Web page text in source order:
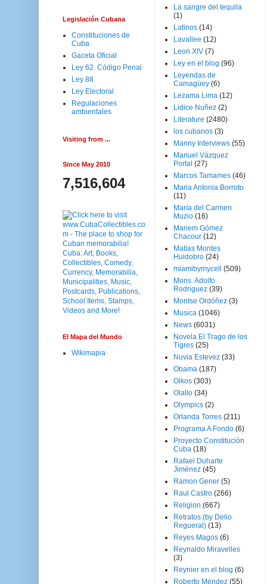
Legislación Cubana
Constituciones de
Cuba
Gaceta Oficial
Ley 62. Código Penal
Ley 88
Ley Electoral
Regulaciones
ambientales
Visiting from ...
Since May 2010
7,516,604
El Mapa del Mundo
Wikimapia
La sangre del tequila
(1)
Latinos (14)
Lavallee (12)
Leon XIV (7)
Ley en el blog (96)
Leyendas de
Camagüey (6)
Lezama Lima (12)
Lidice Nuñez (2)
Literature (2480)
los cubanos (3)
Manny Interviews (55)
Manuel Vázquez
Portal (27)
Marcos Tamames (46)
Maria Antonia Borroto
(11)
María del Carmen
Muzio (16)
Mariem Gómez
Chacour (12)
Matías Montes
Huidobro (24)
miamibymycell
(509)
Mons. Adolfo
Rodriguez (39)
Montse Ordóñez (3)
Musica (1046)
News (6031)
Novela El Trago de los
Tigres (25)
Nuvia Estevez (33)
Obama (187)
Oikos (303)
Olallo (34)
Olympics (2)
Orlanda Torres (211)
Programa A Fondo (6)
Proyecto Constitución
Cuba (18)
Rafael Duharte
Jiménez (45)
Ramon Gener (5)
Raul Castro (266)
Religion (667)
Retratos (by Delio
Regueral) (13)
Reyes Magos (6)
Reynaldo Miravelles
(3)
Reynier en el blog (6)
Roberto Méndez (55)